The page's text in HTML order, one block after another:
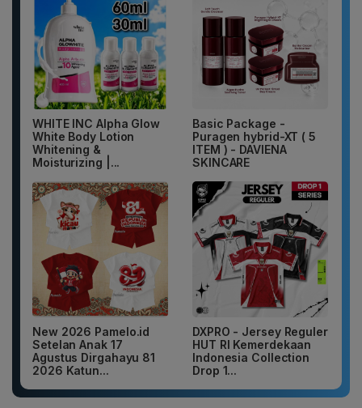
WHITE INC Alpha Glow
White Body Lotion
Whitening &
Moisturizing |...
Basic Package -
Puragen hybrid-XT ( 5
ITEM ) - DAVIENA
SKINCARE
New 2026 Pamelo.id
Setelan Anak 17
Agustus Dirgahayu 81
2026 Katun...
DXPRO - Jersey Reguler
HUT RI Kemerdekaan
Indonesia Collection
Drop 1...